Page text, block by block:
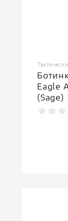
Eagle
(Sage)